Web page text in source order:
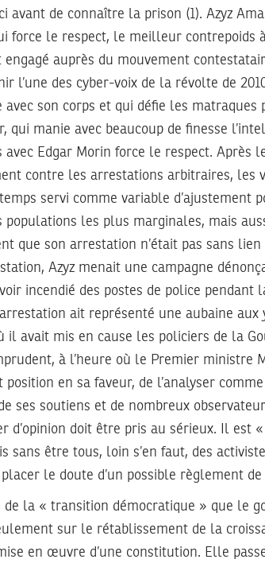
avant de connaître la prison (1). Azyz
force le respect, le meilleur contrepoids à
engagé auprès du mouvement
l’une des cyber-voix de la révolte de
son corps et qui défie les matraques
manie avec beaucoup de finesse
Edgar Morin force le respect. Après
contre les arrestations arbitraires, les
servi comme variable d’ajustement
les plus marginales, mais
que son arrestation n’était pas sans lien
Azyz menait une campagne
incendié des postes de police
ait représenté une aubaine aux
il avait mis en cause les policiers de la
à l’heure où le Premier ministre
en sa faveur, de l’analyser
ses soutiens et de nombreux
d’opinion doit être pris au sérieux. Il est
sans être tous, loin s’en faut, des
le doute d’un possible règlement de
de la « transition démocratique » que le
sur le rétablissement de la
en œuvre d’une constitution. Elle